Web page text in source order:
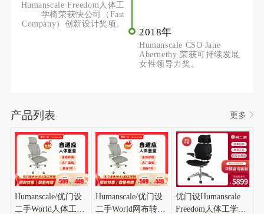
Humanscale Freedom人体工
学椅荣获快公司（Fast
Company）创新设计奖项。
2018年
Humanscale CSO Jane
Abernethy 荣获可持续发展
女性领导力奖。
产品列表 更多
Humanscale/优门设
二手World人体工学
Humanscale/优门设
二手World网布转椅
优门设Humanscale
Freedom人体工学椅